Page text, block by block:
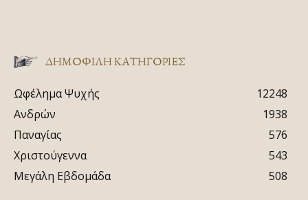
ΔΗΜΟΦΙΛΗ ΚΑΤΗΓΟΡΙΕΣ
Ωφέλημα Ψυχής
12248
Ανδρών
1938
Παναγίας
576
Χριστούγεννα
543
Μεγάλη Εβδομάδα
508